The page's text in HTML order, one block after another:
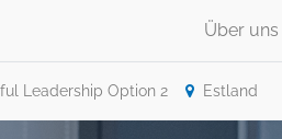
Über uns
Leadership Option 2 Estland